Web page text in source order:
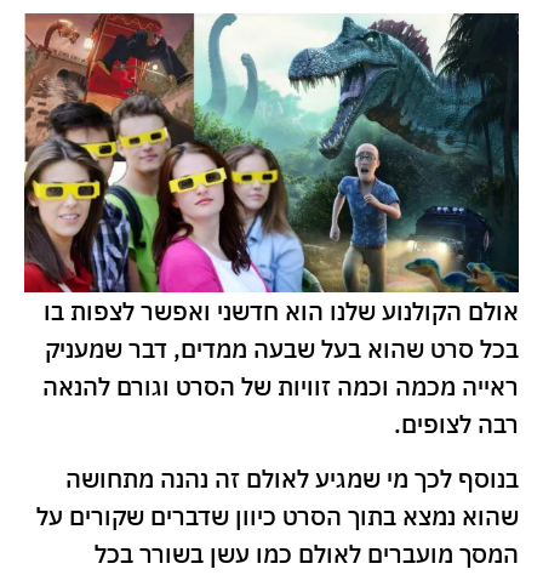
אולם הקולנוע שלנו הוא חדשני ואפשר לצפות בו
בכל סרט שהוא בעל שבעה ממדים, דבר שמעניק
ראייה מכמה וכמה זוויות של הסרט וגורם להנאה
רבה לצופים.
בנוסף לכך מי שמגיע לאולם זה נהנה מתחושה
שהוא נמצא בתוך הסרט כיוון שדברים שקורים על
המסך מועברים לאולם כמו עשן בשורר בכל